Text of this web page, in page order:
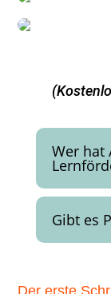
Wer hat
Gibt es
Der erste